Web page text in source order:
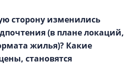
сторону изменились
(в плане локаций,
жилья)? Какие
становятся